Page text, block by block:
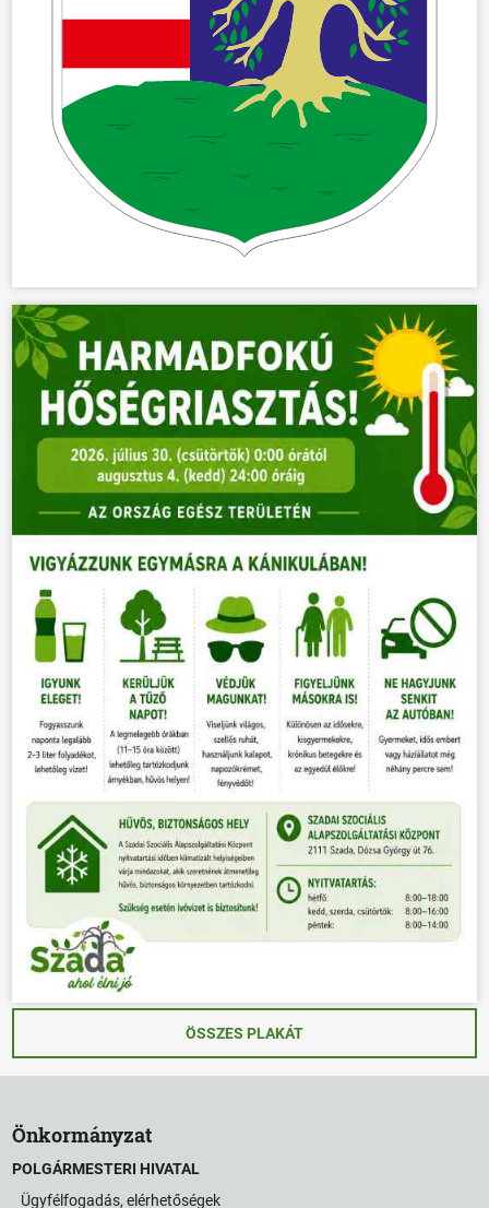
ÖNKORMÁNYZAT
ÜGYINTÉZÉS
KÖZÖSSÉG
HÍREK
VÁLASZTÁSOK
ÖSSZES PLAKÁT
Önkormányzat
POLGÁRMESTERI HIVATAL
Ügyfélfogadás, elérhetőségek